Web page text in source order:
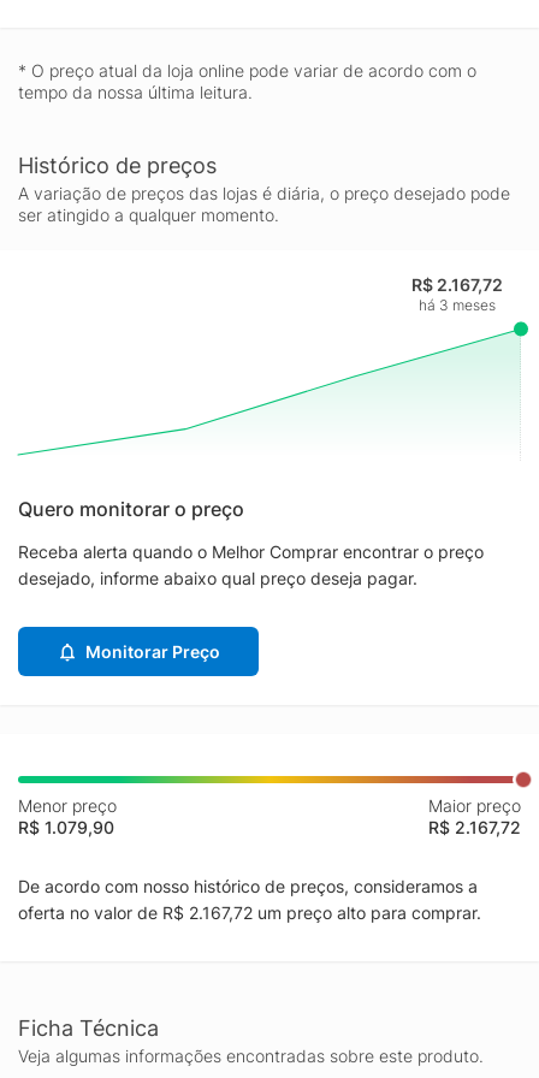
* O preço atual da loja online pode variar de acordo com o
tempo da nossa última leitura.
Histórico de preços
A variação de preços das lojas é diária, o preço desejado pode
ser atingido a qualquer momento.
R$ 2.167,72
há 3 meses
Quero monitorar o preço
Receba alerta quando o Melhor Comprar encontrar o preço
desejado, informe abaixo qual preço deseja pagar.
Monitorar Preço
Menor preço
R$ 1.079,90
Maior preço
R$ 2.167,72
De acordo com nosso histórico de preços, consideramos a
oferta no valor de R$ 2.167,72 um preço alto para comprar.
Ficha Técnica
Veja algumas informações encontradas sobre este produto.